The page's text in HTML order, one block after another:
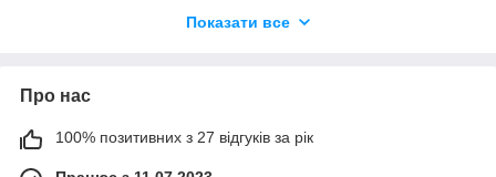
при цьому захищає нагрівальний кабель від механічних
способом (пришитий),
Нагрівальні мати
Показати все
Про нас
100% позитивних з 27 відгуків за рік